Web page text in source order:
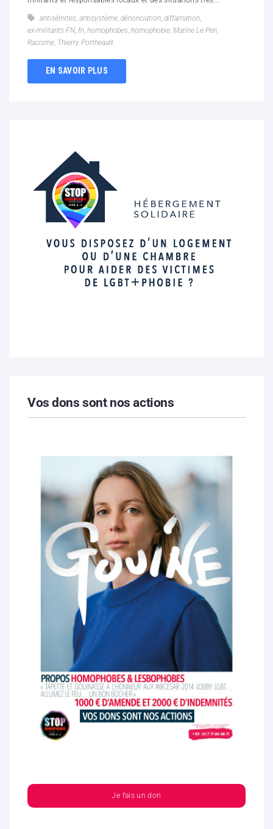
antisémites, antisystème, dénonciation, diffamation,
ex-militants FN, fn, homophobes, homophobie, Marine Le Pen,
Racisme, Thierry Portheault
EN SAVOIR PLUS
Vos dons sont nos actions
Je fais un don